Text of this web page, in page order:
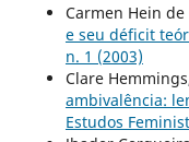
Carmen Hein de
e seu déficit
n. 1 (2003)
Clare
ambivalência:
Estudos